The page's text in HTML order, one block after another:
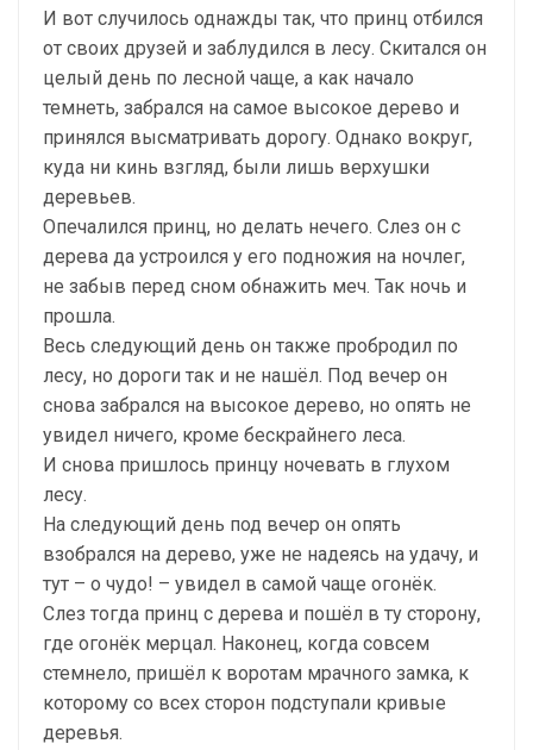
И вот случилось однажды так, что принц отбился
от своих друзей и заблудился в лесу. Скитался он
целый день по лесной чаще, а как начало
темнеть, забрался на самое высокое дерево и
принялся высматривать дорогу. Однако вокруг,
куда ни кинь взгляд, были лишь верхушки
деревьев.
Опечалился принц, но делать нечего. Слез он с
дерева да устроился у его подножия на ночлег,
не забыв перед сном обнажить меч. Так ночь и
прошла.
Весь следующий день он также пробродил по
лесу, но дороги так и не нашёл. Под вечер он
снова забрался на высокое дерево, но опять не
увидел ничего, кроме бескрайнего леса.
И снова пришлось принцу ночевать в глухом
лесу.
На следующий день под вечер он опять
взобрался на дерево, уже не надеясь на удачу, и
тут – о чудо! – увидел в самой чаще огонёк.
Слез тогда принц с дерева и пошёл в ту сторону,
где огонёк мерцал. Наконец, когда совсем
стемнело, пришёл к воротам мрачного замка, к
которому со всех сторон подступали кривые
деревья.